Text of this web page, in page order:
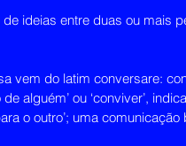
de ideias entre duas ou mais
vem do latim conversare: con-
de alguém’ ou ‘conviver’,
o outro’; uma